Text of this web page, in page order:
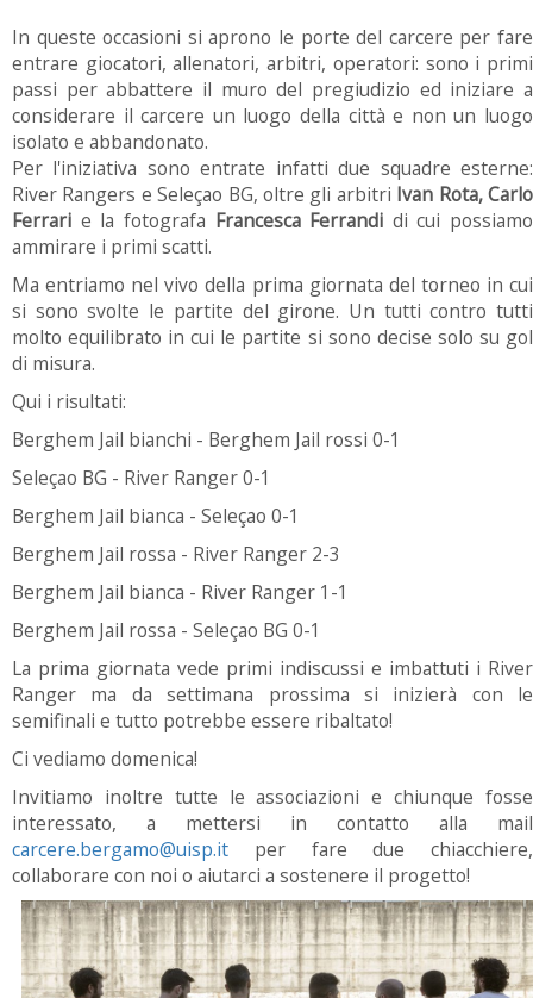
In queste occasioni si aprono le porte del carcere per fare
entrare giocatori, allenatori, arbitri, operatori: sono i primi
passi per abbattere il muro del pregiudizio ed iniziare a
considerare il carcere un luogo della città e non un luogo
isolato e abbandonato.
Per l'iniziativa sono entrate infatti due squadre esterne:
River Rangers e Seleçao BG, oltre gli arbitri Ivan Rota, Carlo
Ferrari e la fotografa Francesca Ferrandi di cui possiamo
ammirare i primi scatti.
Ma entriamo nel vivo della prima giornata del torneo in cui
si sono svolte le partite del girone. Un tutti contro tutti
molto equilibrato in cui le partite si sono decise solo su gol
di misura.
Qui i risultati:
Berghem Jail bianchi - Berghem Jail rossi 0-1
Seleçao BG - River Ranger 0-1
Berghem Jail bianca - Seleçao 0-1
Berghem Jail rossa - River Ranger 2-3
Berghem Jail bianca - River Ranger 1-1
Berghem Jail rossa - Seleçao BG 0-1
La prima giornata vede primi indiscussi e imbattuti i River
Ranger ma da settimana prossima si inizierà con le
semifinali e tutto potrebbe essere ribaltato!
Ci vediamo domenica!
Invitiamo inoltre tutte le associazioni e chiunque fosse
interessato, a mettersi in contatto alla mail
carcere.bergamo@uisp.it per fare due chiacchiere,
collaborare con noi o aiutarci a sostenere il progetto!